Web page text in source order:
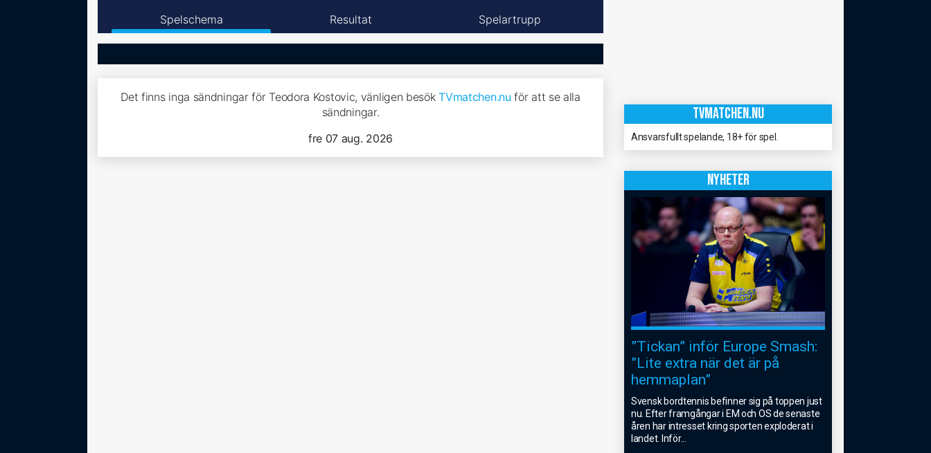
Spelschema Resultat Spelartrupp
Det finns inga sändningar för Teodora Kostovic, vänligen besökTVmatchen.nu för att se alla
sändningar.
fre 07 aug. 2026
TVMATCHEN.NU
Ansvarsfullt spelande, 18+ för spel.
NYHETER
”Tickan” inför Europe Smash:
”Lite extra när det är på
hemmaplan”
Svensk bordtennis befinner sig på toppen just
nu. Efter framgångar i EM och OS de senaste
åren har intresset kring sporten exploderat i
landet. Inför...